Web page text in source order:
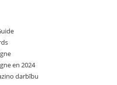
en 2024
darbību